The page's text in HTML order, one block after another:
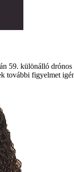
59. különálló drónos
további figyelmet